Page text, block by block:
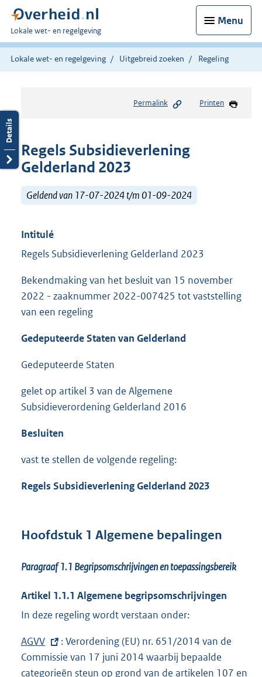
Menu
U
bent
hier:
Lokale wet- en regelgeving
Lokale wet- en regelgeving Uitgebreid zoeken Regeling
Permalink Printen
Regels Subsidieverlening
Gelderland 2023
Geldend van 17-07-2024 t/m 01-09-2024
Intitulé
Regels Subsidieverlening Gelderland 2023
Bekendmaking van het besluit van 15 november
2022 - zaaknummer 2022-007425 tot vaststelling
van een regeling
Gedeputeerde Staten van Gelderland
Gedeputeerde Staten
gelet op artikel 3 van de Algemene
Subsidieverordening Gelderland 2016
Besluiten
vast te stellen de volgende regeling:
Regels Subsidieverlening Gelderland 2023
Hoofdstuk 1 Algemene bepalingen
Paragraaf 1.1 Begripsomschrijvingen en toepassingsbereik
Artikel 1.1.1 Algemene begripsomschrijvingen
In deze regeling wordt verstaan onder:
E
x
t
AGVV
: Verordening (EU) nr. 651/2014 van de
Commissie van 17 juni 2014 waarbij bepaalde
categorieën steun op grond van de artikelen 107 en